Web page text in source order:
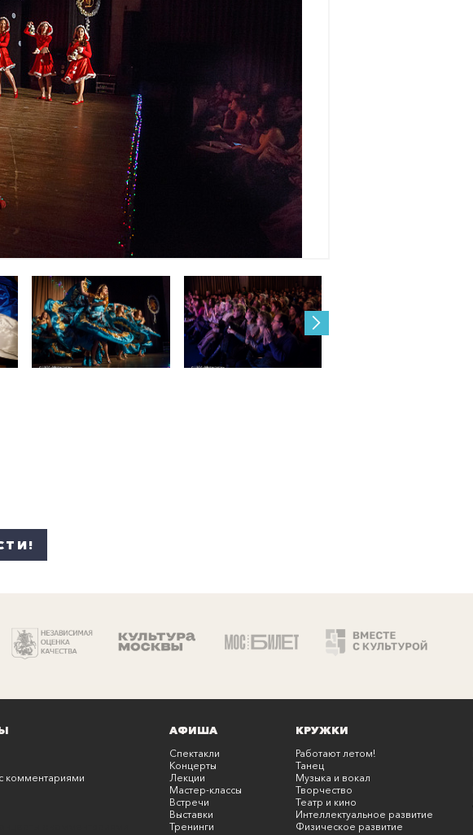
комментариями
АФИША
Спектакли
Концерты
Лекции
Мастер-классы
Встречи
Выставки
Тренинги
КРУЖКИ
Работают летом!
Танец
Музыка и вокал
Творчество
Театр и кино
Интеллектуальное развитие
Физическое развитие